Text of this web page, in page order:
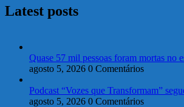
Latest posts
Quase 57 mil pessoas foram mortas no
agosto 5, 2026 0 Comentários
Podcast “Vozes que Transformam”
agosto 5, 2026 0 Comentários